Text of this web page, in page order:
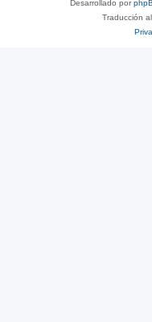
Desarrollado por
Traducción